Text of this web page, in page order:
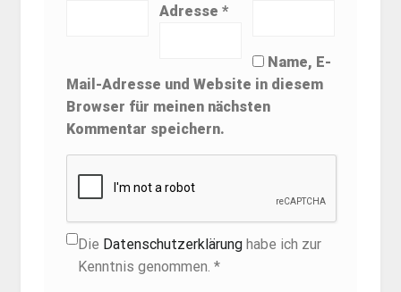
Adresse *
Name, E-
Mail-Adresse und Website in diesem
Browser für meinen nächsten
Kommentar speichern.
Die Datenschutzerklärunghabe ich zur
Kenntnis genommen. *